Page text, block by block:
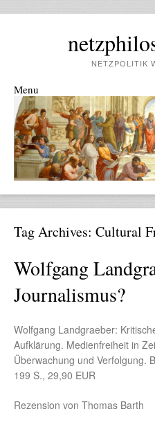
NETZPOLITIK
Menu
Skip to content
Tag Archives: Cultural
Wolfgang
Journalismus?
Wolfgang Landgraeber:
Aufklärung. Medienfreiheit in
Überwachung und Verfolgung.
199 S., 29,90 EUR
Rezension von Thomas Barth